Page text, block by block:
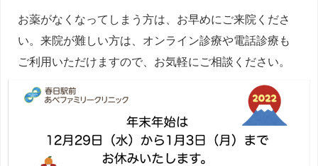
お薬がなくなってしまう方は、お早めにご来院くださ
い。来院が難しい方は、オンライン診療や電話診療も
ご利用いただけますので、お気軽にご相談ください。